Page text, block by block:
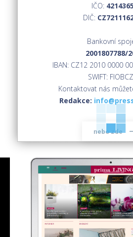
IČO:
DIČ:
Bankovní
2001807788/
IBAN: CZ12 2010 0000
SWIFT:
Kontaktovat nás
Redakce:
nebo zde